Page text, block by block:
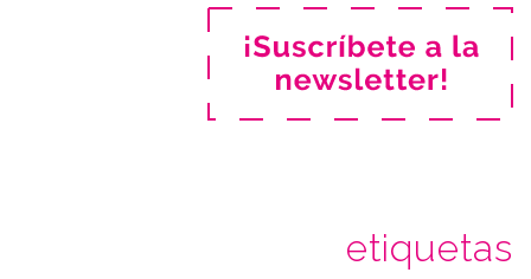
etiquetas